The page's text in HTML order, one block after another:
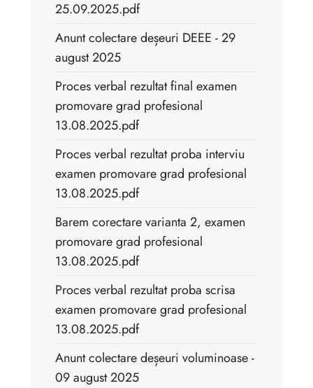
25.09.2025.pdf
Anunt colectare deșeuri DEEE - 29
august 2025
Proces verbal rezultat final examen
promovare grad profesional
13.08.2025.pdf
Proces verbal rezultat proba interviu
examen promovare grad profesional
13.08.2025.pdf
Barem corectare varianta 2, examen
promovare grad profesional
13.08.2025.pdf
Proces verbal rezultat proba scrisa
examen promovare grad profesional
13.08.2025.pdf
Anunt colectare deșeuri voluminoase -
09 august 2025